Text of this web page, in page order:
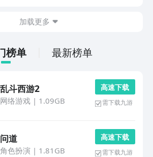
加载更多
榜单 最新榜单
乱斗西游2
网络游戏| 1.09GB
高 速 下 载
需下载九游
问道
角色扮演 | 1.81GB
高 速 下 载
需下载九游